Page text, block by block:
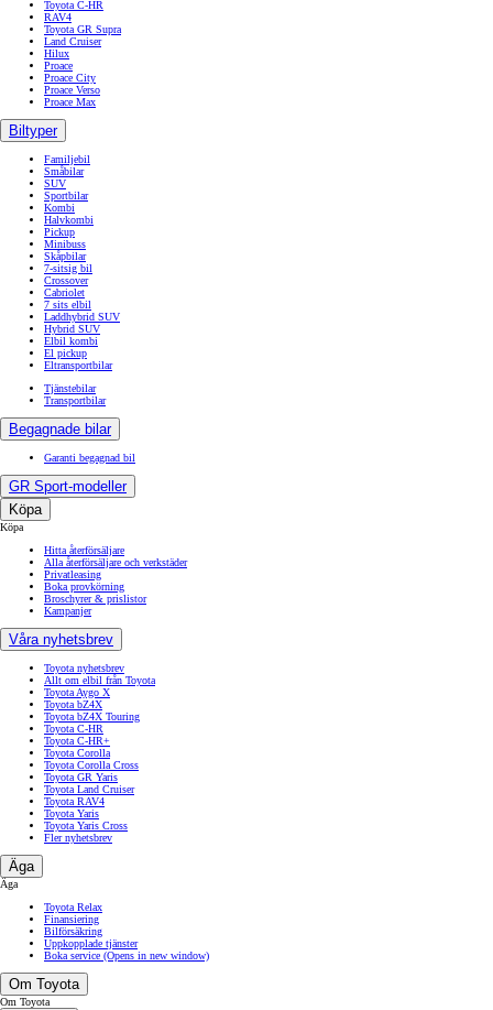
Toyota C-HR
RAV4
Toyota GR Supra
Land Cruiser
Hilux
Proace
Proace City
Proace Verso
Proace Max
Biltyper
Familjebil
Småbilar
SUV
Sportbilar
Kombi
Halvkombi
Pickup
Minibuss
Skåpbilar
7-sitsig bil
Crossover
Cabriolet
7 sits elbil
Laddhybrid SUV
Hybrid SUV
Elbil kombi
El pickup
Eltransportbilar
Tjänstebilar
Transportbilar
Begagnade bilar
Garanti begagnad bil
GR Sport-modeller
Köpa
Köpa
Hitta återförsäljare
Alla återförsäljare och verkstäder
Privatleasing
Boka provkörning
Broschyrer & prislistor
Kampanjer
Våra nyhetsbrev
Toyota nyhetsbrev
Allt om elbil från Toyota
Toyota Aygo X
Toyota bZ4X
Toyota bZ4X Touring
Toyota C-HR
Toyota C-HR+
Toyota Corolla
Toyota Corolla Cross
Toyota GR Yaris
Toyota Land Cruiser
Toyota RAV4
Toyota Yaris
Toyota Yaris Cross
Fler nyhetsbrev
Äga
Äga
Toyota Relax
Finansiering
Bilförsäkring
Uppkopplade tjänster
Boka service (Opens in new window)
Om Toyota
Om Toyota